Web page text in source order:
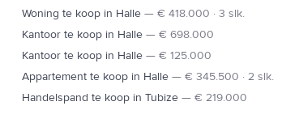
Woning te koop in Halle— € 418.000 · 3 slk.
Kantoor te koop in Halle— € 698.000
Kantoor te koop in Halle— € 125.000
Appartement te koop in Halle— € 345.500 · 2 slk.
Handelspand te koop in Tubize— € 219.000